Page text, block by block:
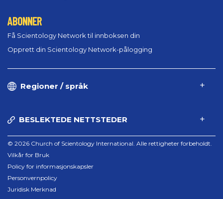
ABONNER
Få Scientology Network til innboksen din
Opprett din Scientology Network-pålogging
Regioner / språk
BESLEKTEDE NETTSTEDER
© 2026 Church of Scientology International. Alle rettigheter forbeholdt.
Vilkår for Bruk
Policy for informasjonskapsler
Personvernpolicy
Juridisk Merknad